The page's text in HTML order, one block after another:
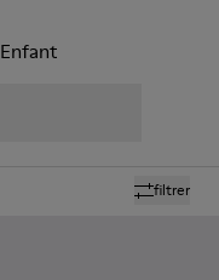
Enfant
filtrer